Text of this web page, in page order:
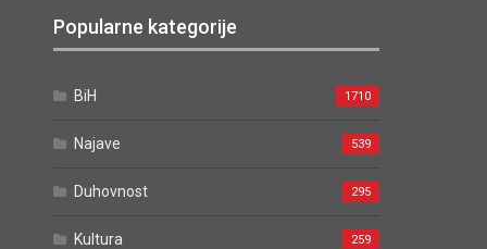
Popularne kategorije
BiH 1710
Najave 539
Duhovnost 295
Kultura 259